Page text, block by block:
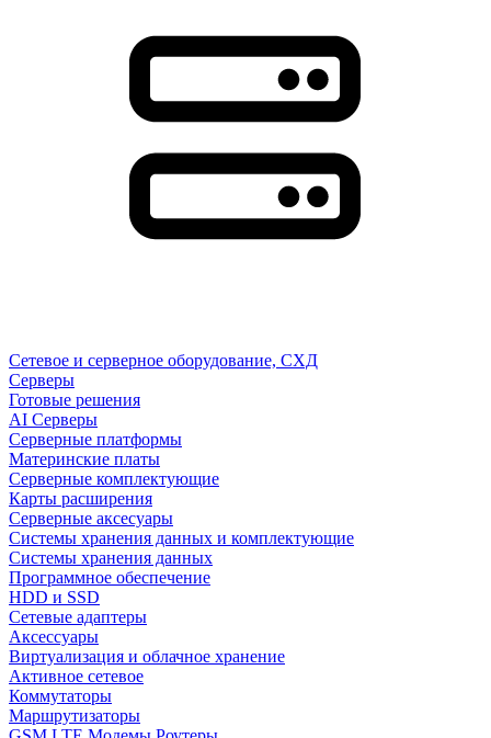
Сетевое и серверное оборудование, СХД
Cерверы
Готовые решения
AI Серверы
Серверные платформы
Материнские платы
Серверные комплектующие
Карты расширения
Серверные аксесуары
Системы хранения данных и комплектующие
Системы хранения данных
Программное обеспечение
HDD и SSD
Сетевые адаптеры
Аксессуары
Виртуализация и облачное хранение
Активное сетевое
Коммутаторы
Маршрутизаторы